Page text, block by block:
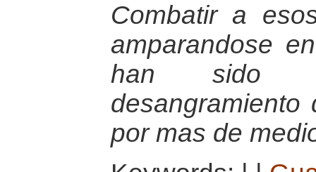
Combatir a
amparandose
han sido
desangramiento
por mas de